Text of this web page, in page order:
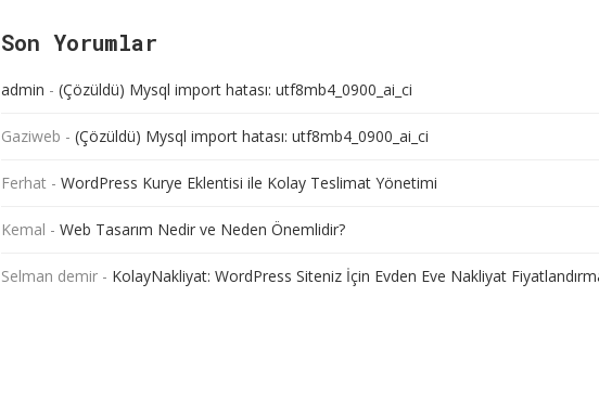
Son Yorumlar
admin - (Çözüldü) Mysql import hatası: utf8mb4_0900_ai_ci
Gaziweb - (Çözüldü) Mysql import hatası: utf8mb4_0900_ai_ci
Ferhat - WordPress Kurye Eklentisi ile Kolay Teslimat Yönetimi
Kemal - Web Tasarım Nedir ve Neden Önemlidir?
Selman demir - KolayNakliyat: WordPress Siteniz İçin Evden Eve Nakliyat